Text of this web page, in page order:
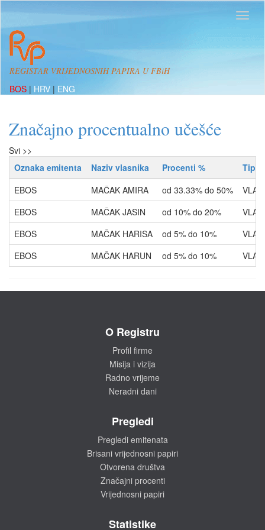
REGISTAR VRIJEDNOSNIH PAPIRA U FBiH
BOS | HRV | ENG
Značajno procentualno učešće
Svi >>
Oznaka emitenta
Naziv vlasnika Procenti %
Tip
EBOS
MAČAK AMIRA od 33.33% do 50%
EBOS
MAČAK JASIN od 10% do 20%
EBOS
MAČAK HARISA od 5% do 10%
EBOS
MAČAK HARUN od 5% do 10%
O Registru
Profil firme
Misija i vizija
Radno vrijeme
Neradni dani
Pregledi
Pregledi emitenata
Brisani vrijednosni papiri
Otvorena društva
Značajni procenti
Vrijednosni papiri
Statistike